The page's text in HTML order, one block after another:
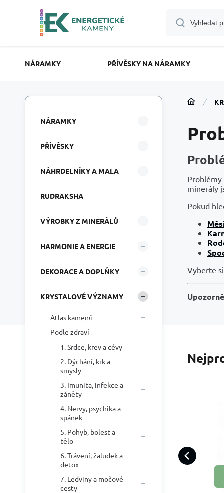
NÁRAMKY PŘÍVĚSKY NA NÁRAMKY
minerály
Pokud
Vyberte
NÁRAMKY
PŘÍVĚSKY
NÁHRDELNÍKY A MALA
RUDRAKSHA
VÝROBKY Z MINERÁLŮ
HARMONIE A ENERGIE
DEKORACE A DOPLŇKY
KRYSTALOVÉ VÝZNAMY
Atlas kamenů
Podle zdraví
1. Srdce, krev a cévy
2. Dýchání, krk a
smysly
3. Imunita, infekce a
záněty
4. Nervy, psychika a
spánek
5. Pohyb, bolest a
tělo
6. Trávení, žaludek a
detox
7. Ledviny a močové
cesty